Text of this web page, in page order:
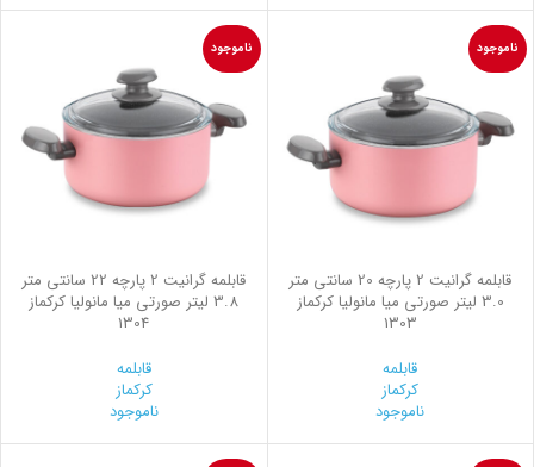
ناموجود
قابلمه گرانیت 2 پارچه 20 سانتی متر
3.0 لیتر صورتی میا مانولیا کرکماز
1303
قابلمه
کرکماز
ناموجود
ناموجود
قابلمه گرانیت 2 پارچه 22 سانتی متر
3.8 لیتر صورتی میا مانولیا کرکماز
1304
قابلمه
کرکماز
ناموجود